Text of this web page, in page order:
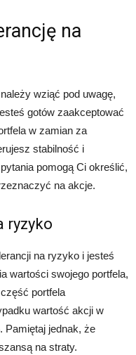
na
wziąć pod uwagę,
gotów zaakceptować
w zamian za
stabilność i
pomogą Ci określić,
na akcje.
ryzyko
na ryzyko i jesteś
wartości swojego portfela,
portfela
wartość akcji w
Pamiętaj jednak, że
na straty.